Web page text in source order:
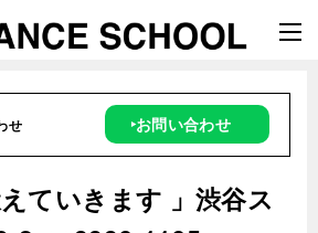
せ ‣お問い合わせ
えていきます 」渋谷ス